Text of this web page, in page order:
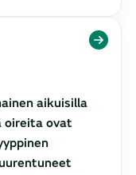
aikuisilla
oireita ovat